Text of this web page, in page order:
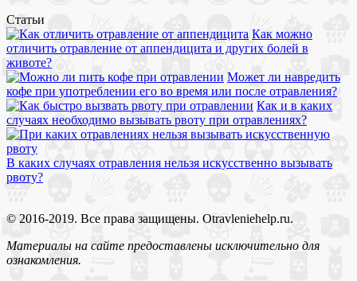
Статьи
Как можно
отличить отравление от аппендицита и других болей в
животе?
Может ли навредить
кофе при употреблении его во время или после отравления?
Как и в каких
случаях необходимо вызывать рвоту при отравлениях?
В каких случаях отравления нельзя искусственно вызывать
рвоту?
© 2016-2019. Все права защищены. Otravleniehelp.ru.
Материалы на сайте предоставлены исключительно для
ознакомления.